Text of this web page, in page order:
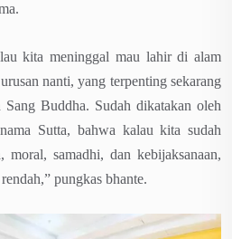
kita meninggal mau lahir di alam
nanti, yang terpenting sekarang
Buddha. Sudah dikatakan oleh
Sutta, bahwa kalau kita sudah
moral, samadhi, dan kebijaksanaan,
pungkas bhante.